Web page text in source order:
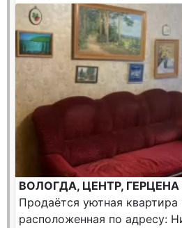
ВОЛОГДА, ЦЕНТР,
Продаётся уютная квартира
расположенная по адресу: